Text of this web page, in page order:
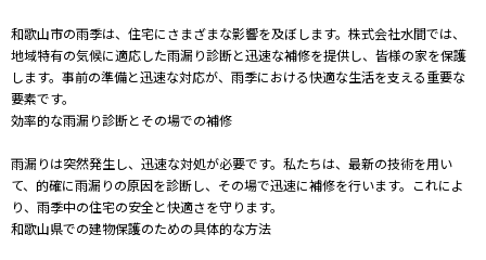
和歌山市の雨季は、住宅にさまざまな影響を及ぼします。株式会社水間では、
地域特有の気候に適応した雨漏り診断と迅速な補修を提供し、皆様の家を保護
します。事前の準備と迅速な対応が、雨季における快適な生活を支える重要な
要素です。
効率的な雨漏り診断とその場での補修
雨漏りは突然発生し、迅速な対処が必要です。私たちは、最新の技術を用い
て、的確に雨漏りの原因を診断し、その場で迅速に補修を行います。これによ
り、雨季中の住宅の安全と快適さを守ります。
和歌山県での建物保護のための具体的な方法